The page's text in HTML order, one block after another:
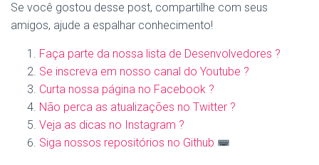
Se você gostou desse post, compartilhe com seus
amigos, ajude a espalhar conhecimento!
Faça parte da nossa lista de Desenvolvedores ?
Se inscreva em nosso canal do Youtube ?
Curta nossa página no Facebook ?
Não perca as atualizações no Twitter ?
Veja as dicas no Instagram ?
Siga nossos repositórios no Github